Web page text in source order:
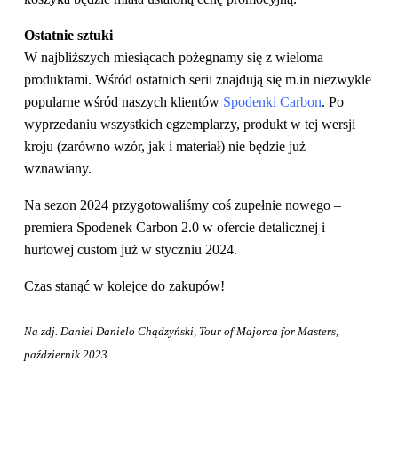
Ostatnie sztuki
W najbliższych miesiącach pożegnamy się z wieloma
produktami. Wśród ostatnich serii znajdują się m.in niezwykle
popularne wśród naszych klientów Spodenki Carbon. Po
wyprzedaniu wszystkich egzemplarzy, produkt w tej wersji
kroju (zarówno wzór, jak i materiał) nie będzie już
wznawiany.
Na sezon 2024 przygotowaliśmy coś zupełnie nowego –
premiera Spodenek Carbon 2.0 w ofercie detalicznej i
hurtowej custom już w styczniu 2024.
Czas stanąć w kolejce do zakupów!
Na zdj. Daniel Danielo Chądzyński, Tour of Majorca for Masters,
październik 2023.